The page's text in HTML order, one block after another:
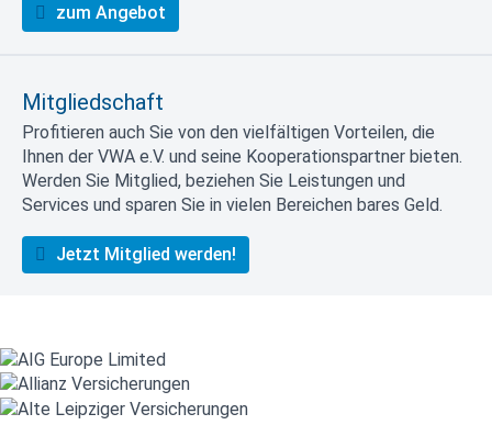
zum Angebot
Mitgliedschaft
Profitieren auch Sie von den vielfältigen Vorteilen, die
Ihnen der VWA e.V. und seine Kooperationspartner bieten.
Werden Sie Mitglied, beziehen Sie Leistungen und
Services und sparen Sie in vielen Bereichen bares Geld.
Jetzt Mitglied werden!